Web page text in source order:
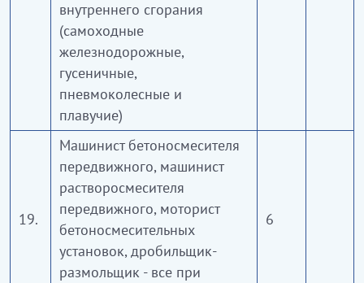
внутреннего сгорания
(самоходные
железнодорожные,
гусеничные,
пневмоколесные и
плавучие)
19.
Машинист бетоносмесителя
передвижного, машинист
растворосмесителя
передвижного, моторист
бетоносмесительных
установок, дробильщик-
размольщик - все при
6